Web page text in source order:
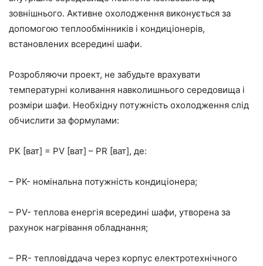
зовнішнього. Активне охолодження виконується за
допомогою теплообмінників і кондиціонерів,
встановлених всередині шафи.
Розробляючи проект, не забудьте врахувати
температурні коливання навколишнього середовища і
розміри шафи. Необхідну потужність охолодження слід
обчислити за формулами:
PK [ват] = PV [ват] – PR [ват], де:
– PK- номінальна потужність кондиціонера;
– PV- теплова енергія всередині шафи, утворена за
рахунок нагрівання обладнання;
– PR- тепловіддача через корпус електротехнічного